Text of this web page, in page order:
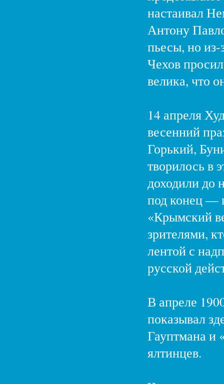
настаивал
Антону
пьесы, но из-
Чехов
велика, что
14 апреля
весенний
Горький,
творилось в
доходили до
под конец —
«Крымский
зрителями,
лентой с
русской
В апреле
показывал
Гауптмана и
ялтинцев.